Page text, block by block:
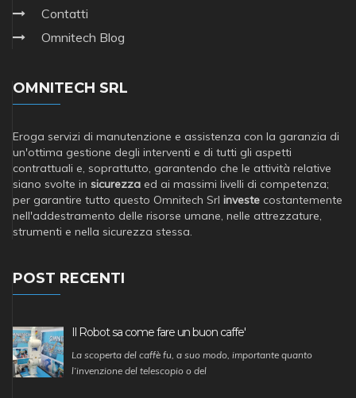
Contatti
Omnitech Blog
OMNITECH SRL
Eroga servizi di manutenzione e assistenza con la garanzia di
un'ottima gestione degli interventi e di tutti gli aspetti
contrattuali e, soprattutto, garantendo che le attività relative
siano svolte in sicurezza ed ai massimi livelli di competenza;
per garantire tutto questo Omnitech Srl investe costantemente
nell'addestramento delle risorse umane, nelle attrezzature,
strumenti e nella sicurezza stessa.
POST RECENTI
Il Robot sa come fare un buon caffe'
La scoperta del caffè fu, a suo modo, importante quanto
l’invenzione del telescopio o del